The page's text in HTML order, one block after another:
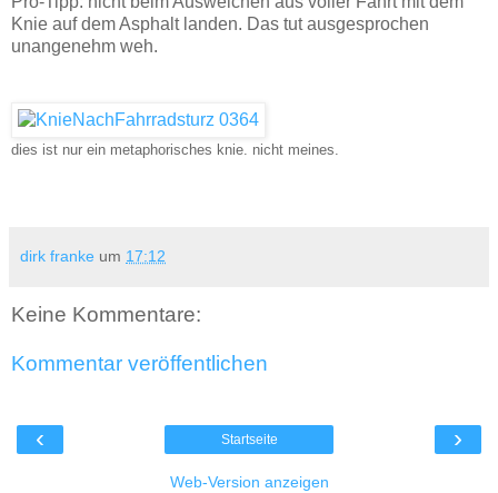
Knie auf dem Asphalt landen. Das tut ausgesprochen
unangenehm weh.
dies ist nur ein metaphorisches knie. nicht meines.
dirk franke um 17:12
Keine Kommentare:
Kommentar veröffentlichen
‹ ›
Startseite
Web-Version anzeigen